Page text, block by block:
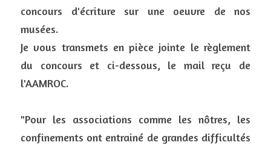
concours d'écriture sur une oeuvre de nos
musées.
Je vous transmets en pièce jointe le règlement
du concours et ci-dessous, le mail reçu de
l'AAMROC.
"Pour les associations comme les nôtres, les
confinements ont entrainé de grandes difficultés